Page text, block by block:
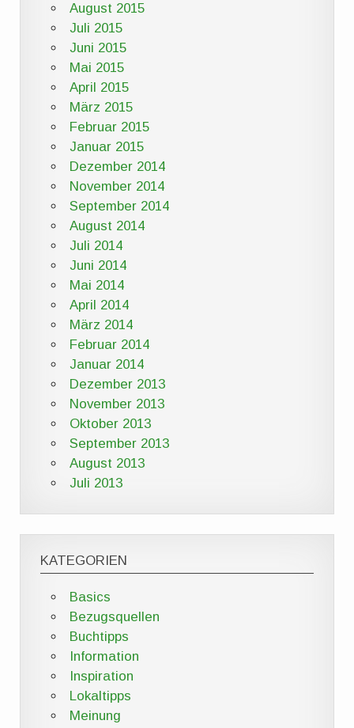
August 2015
Juli 2015
Juni 2015
Mai 2015
April 2015
März 2015
Februar 2015
Januar 2015
Dezember 2014
November 2014
September 2014
August 2014
Juli 2014
Juni 2014
Mai 2014
April 2014
März 2014
Februar 2014
Januar 2014
Dezember 2013
November 2013
Oktober 2013
September 2013
August 2013
Juli 2013
KATEGORIEN
Basics
Bezugsquellen
Buchtipps
Information
Inspiration
Lokaltipps
Meinung